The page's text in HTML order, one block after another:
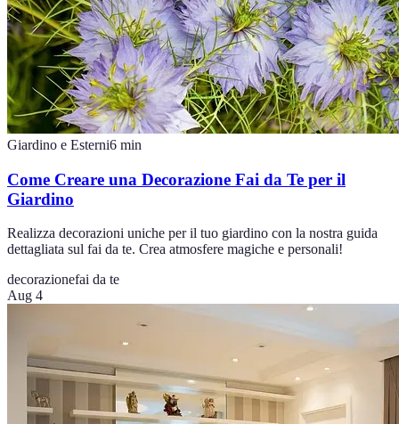
Giardino e Esterni6 min
Come Creare una Decorazione Fai da Te per il
Giardino
Realizza decorazioni uniche per il tuo giardino con la nostra guida
dettagliata sul fai da te. Crea atmosfere magiche e personali!
decorazionefai da te
Aug 4